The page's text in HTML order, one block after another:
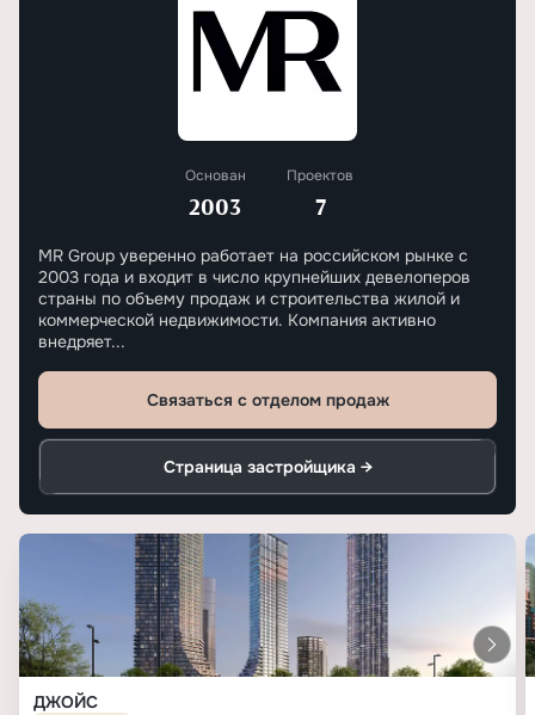
Основан
2003
Проектов
7
MR Group уверенно работает на российском рынке с
2003 года и входит в число крупнейших девелоперов
страны по объему продаж и строительства жилой и
коммерческой недвижимости. Компания активно
внедряет...
Связаться с отделом продаж
Страница застройщика →
ДЖОЙС